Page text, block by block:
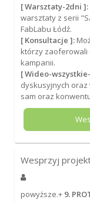
[ Warsztaty-2dni ]:
warsztaty z serii
FabLabu Łódź.
[ Konsultacje ]:
którzy zaoferowali
kampanii.
[ Wideo-
dyskusyjnych
sam oraz
Wesprzyj
powyższe.+ 9.